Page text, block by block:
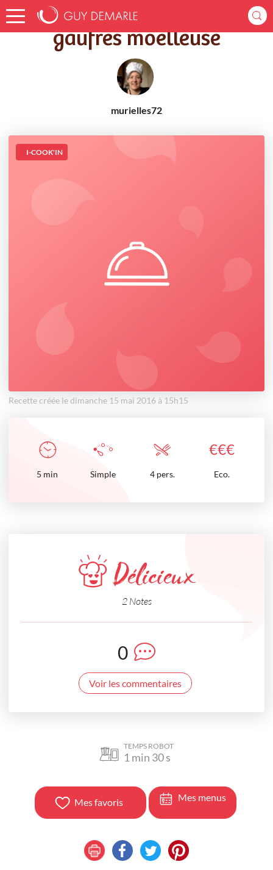
Accueil Recettes gaufres moelleuse
gaufres moelleuse
murielles72
I-COOK'IN
Recette créée le dimanche 15 mai 2016 à 15h15
€€€
5 min Simple 4 pers. Eco.
Délicieux
2 Notes
0
Voir les commentaires
TEMPS ROBOT
1 min 30s
Mes favoris Mes menus